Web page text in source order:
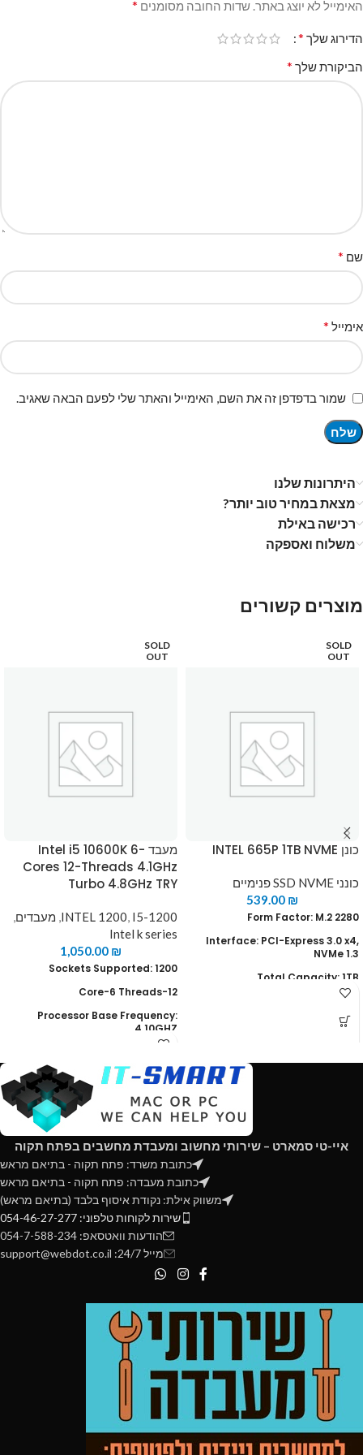
האימייל לא יוצג באתר. שדות החובה מסומנים *
הדירוג שלך *
הביקורת שלך *
שם *
אימייל *
שמור בדפדפן זה את השם, האימייל והאתר שלי לפעם הבאה שאגיב.
היתרונות שלנו
מצאת במחיר טוב יותר?
רכישה באילת
משלוח ואספקה
מוצרים קשורים
SOLD
OUT
כונן INTEL 665P 1TB NVME
כונני SSD NVME פנימיים
539.00 ₪
Form Factor: M.2 2280
Interface: PCI-Express 3.0 x4,
NVMe 1.3
Total Capacity: 1TB
Warranty: Limited 3-years
Read Speed : up to 2000 MB/s
SOLD
OUT
מעבד Intel i5 10600K 6-
Cores 12-Threads 4.1GHz
Turbo 4.8GHz TRY
INTEL 1200, I5-1200
, מעבדים,
Intel k series
1,050.00 ₪
Sockets Supported:1200
Core-6 Threads-12
Processor Base Frequency:
4.10GHZ
Cache: 12MB
Configurable TDP-down: 95W
Processor Graphics: Intel® UHD
Graphics 630
Intel® Turbo Boost Technology:
Yes
Intel® Turbo Boost Max
Technology 3.0: No
Intel® Hyper-Threading
Technology: Yes
איי-טי סמארט – שירותי מחשוב ומעבדת מחשבים בפתח תקוה
כתובת משרד: פתח תקוה - בתיאם מראש
כתובת מעבדה: פתח תקוה - בתיאם מראש
משווק אילת: נקודת איסוף בלבד (בתיאם מראש)
שירות לקוחות טלפוני: 054-46-27-277
הודעות וואטסאפ: 054-7-588-234
מייל 24/7: support@webdot.co.il